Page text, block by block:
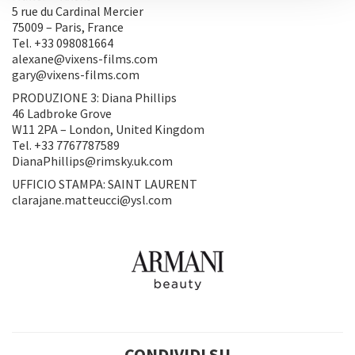
5 rue du Cardinal Mercier
75009 – Paris, France
Tel. +33 098081664
alexane@vixens-films.com
gary@vixens-films.com
PRODUZIONE 3: Diana Phillips
46 Ladbroke Grove
W11 2PA – London, United Kingdom
Tel. +33 7767787589
DianaPhillips@rimsky.uk.com
UFFICIO STAMPA: SAINT LAURENT
clarajane.matteucci@ysl.com